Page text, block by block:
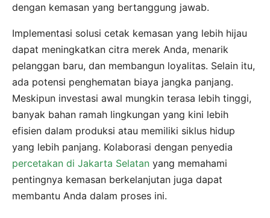
dengan kemasan yang bertanggung jawab.
Implementasi solusi cetak kemasan yang lebih hijau
dapat meningkatkan citra merek Anda, menarik
pelanggan baru, dan membangun loyalitas. Selain itu,
ada potensi penghematan biaya jangka panjang.
Meskipun investasi awal mungkin terasa lebih tinggi,
banyak bahan ramah lingkungan yang kini lebih
efisien dalam produksi atau memiliki siklus hidup
yang lebih panjang. Kolaborasi dengan penyedia
percetakan di Jakarta Selatan yang memahami
pentingnya kemasan berkelanjutan juga dapat
membantu Anda dalam proses ini.